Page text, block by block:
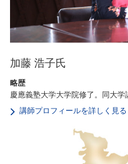
加藤 浩子氏
略歴
慶應義塾大学大学院修了。同大学
講師プロフィールを詳しく見る